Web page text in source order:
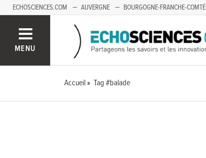
ECHOSCIENCES.COM AUVERGNE BOURGOGNE-FRANCHE-COMTÉ
MENU
Accueil Tag #balade